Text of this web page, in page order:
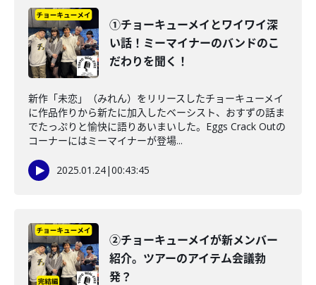
①チョーキューメイとワイワイ深
い話！ミーマイナーのバンドのこ
だわりを聞く！
新作「未恋」（みれん）をリリースしたチョーキューメイ
に作品作りから新たに加入したベーシスト、おすずの話ま
でたっぷりと愉快に語りあいまいした。Eggs Crack Outの
コーナーにはミーマイナーが登場...
2025.01.24|00:43:45
②チョーキューメイが新メンバー
紹介。ツアーのアイテム会議勃
発？